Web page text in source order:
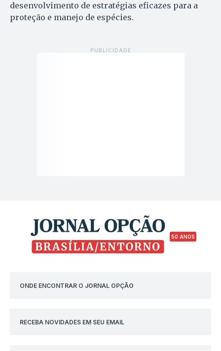
desenvolvimento de estratégias eficazes para a
proteção e manejo de espécies.
50 ANOS
ONDE ENCONTRAR O JORNAL OPÇÃO
RECEBA NOVIDADES EM SEU EMAIL